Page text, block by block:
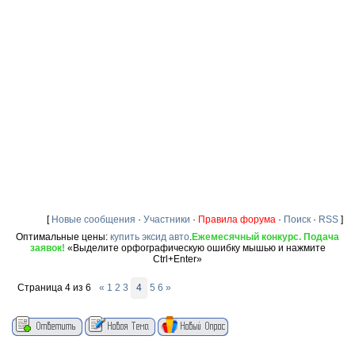
[ Новые сообщения · Участники · Правила форума · Поиск · RSS ]
Оптимальные цены: купить эксид авто.Ежемесячный конкурс. Подача
заявок! «Выделите орфографическую ошибку мышью и нажмите
Ctrl+Enter»
Страница 4 из 6 « 1 2 3 4 5 6 »